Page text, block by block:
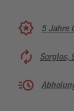
5 Jahre
Sorglos,